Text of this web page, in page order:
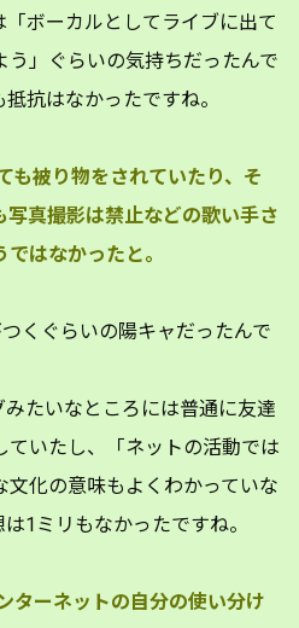
ボーカルとしてライブに出て
う」ぐらいの気持ちだったんで
抗はなかったですね。
も被り物をされていたり、そ
写真撮影は禁止などの歌い手さ
はなかったと。
くぐらいの陽キャだったんで
たいなところには普通に友達
ていたし、「ネットの活動では
化の意味もよくわかっていな
1ミリもなかったですね。
ターネットの自分の使い分け